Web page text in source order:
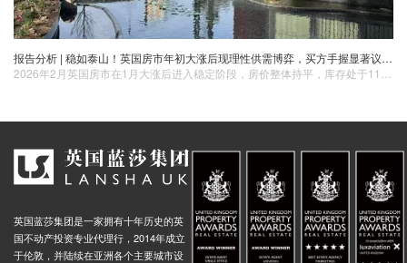
报告分析 | 稳如泰山！英国房市年初大涨后现理性供需博弈，买方手握显著议价主动权
英国蓝莎集团是一家拥有十年历史的英
国不动产投资专业代理行，2014年成立
于伦敦，并陆续在亚洲各个主要城市设